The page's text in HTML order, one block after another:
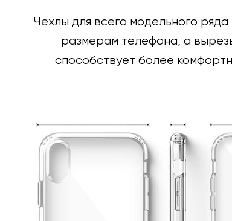
Чехлы для всего модельного
размерам телефона, а
способствует более